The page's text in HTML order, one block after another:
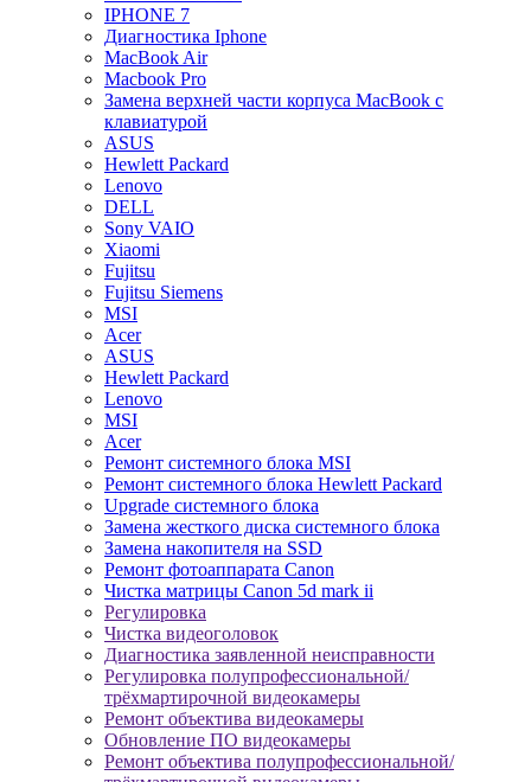
IPHONE 7
Диагностика Iphone
MacBook Air
Macbook Pro
Замена верхней части корпуса MacBook с
клавиатурой
ASUS
Hewlett Packard
Lenovo
DELL
Sony VAIO
Xiaomi
Fujitsu
Fujitsu Siemens
MSI
Acer
ASUS
Hewlett Packard
Lenovo
MSI
Acer
Ремонт системного блока MSI
Ремонт системного блока Hewlett Packard
Upgrade системного блока
Замена жесткого диска системного блока
Замена накопителя на SSD
Ремонт фотоаппарата Canon
Чистка матрицы Canon 5d mark ii
Регулировка
Чистка видеоголовок
Диагностика заявленной неисправности
Регулировка полупрофессиональной/
трёхмартирочной видеокамеры
Ремонт объектива видеокамеры
Обновление ПО видеокамеры
Ремонт объектива полупрофессиональной/